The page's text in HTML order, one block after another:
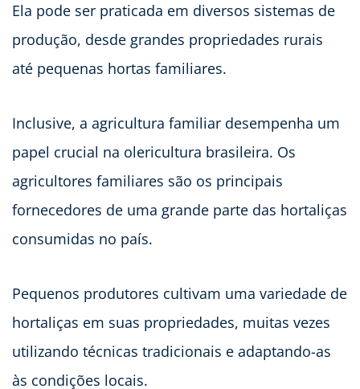
Ela pode ser praticada em diversos sistemas de
produção, desde grandes propriedades rurais
até pequenas hortas familiares.
Inclusive, a agricultura familiar desempenha um
papel crucial na olericultura brasileira. Os
agricultores familiares são os principais
fornecedores de uma grande parte das hortaliças
consumidas no país.
Pequenos produtores cultivam uma variedade de
hortaliças em suas propriedades, muitas vezes
utilizando técnicas tradicionais e adaptando-as
às condições locais.